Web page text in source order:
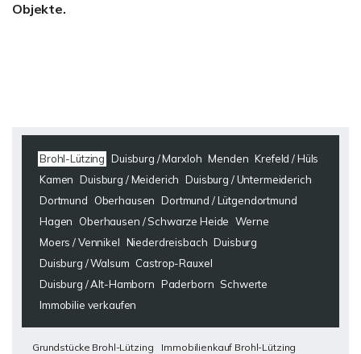
Objekte.
Brohl-Lützing Duisburg / Marxloh Menden Krefeld / Hüls
Kamen Duisburg / Meiderich Duisburg / Untermeiderich
Dortmund
Oberhausen Dortmund / Lütgendortmund
Hagen
Oberhausen / Schwarze Heide Werne
Moers / Vennikel Niederdreisbach Duisburg
Duisburg / Walsum Castrop-Rauxel
Duisburg / Alt-Hamborn Paderborn Schwerte
Immobilie verkaufen
Grundstücke Brohl-Lützing
Immobilienkauf Brohl-Lützing